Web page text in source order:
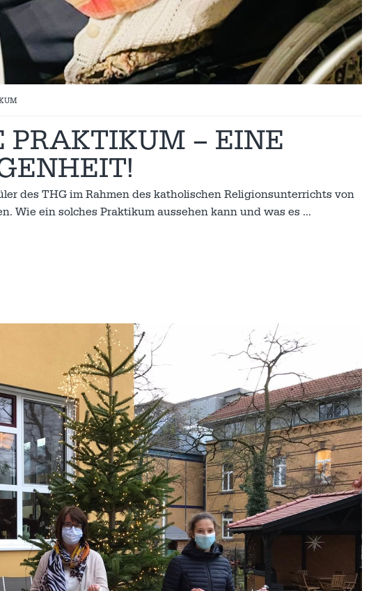
PRAKTIKUM – EINE
des THG im Rahmen des katholischen Religionsunterrichts von
Wie ein solches Praktikum aussehen kann und was es …